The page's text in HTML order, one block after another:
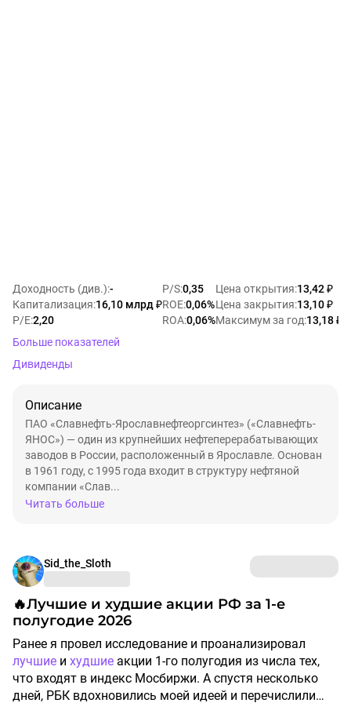
Доходность (див.):-
Капитализация:16,10 млрд ₽
P/E:2,20
P/S:0,35
ROE:0,06%
ROA:0,06%
Цена открытия:13,42 ₽
Цена закрытия:13,10 ₽
Максимум за год:13,18 ₽
Больше показателей
Дивиденды
Описание
ПАО «Славнефть-Ярославнефтеоргсинтез» («Славнефть-
ЯНОС») — один из крупнейших нефтеперерабатывающих
заводов в России, расположенный в Ярославле. Основан
в 1961 году, с 1995 года входит в структуру нефтяной
компании «Слав...
Читать больше
Sid_the_Sloth
🔥Лучшие и худшие акции РФ за 1-е
полугодие 2026
Ранее я провел исследование и проанализировал
лучшие и худшие акции 1-го полугодия из числа тех,
что входят в индекс Мосбиржи. А спустя несколько
дней, РБК вдохновились моей идеей и перечислили